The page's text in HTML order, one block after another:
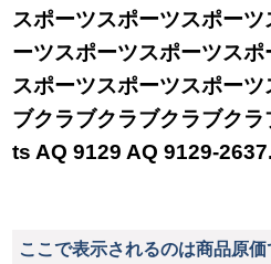
スポーツスポーツスポー
ーツスポーツスポーツス
スポーツスポーツスポー
ブクラブクラブクラブク
ts AQ 9129 AQ 9129-
ここで表示されるのは商品原